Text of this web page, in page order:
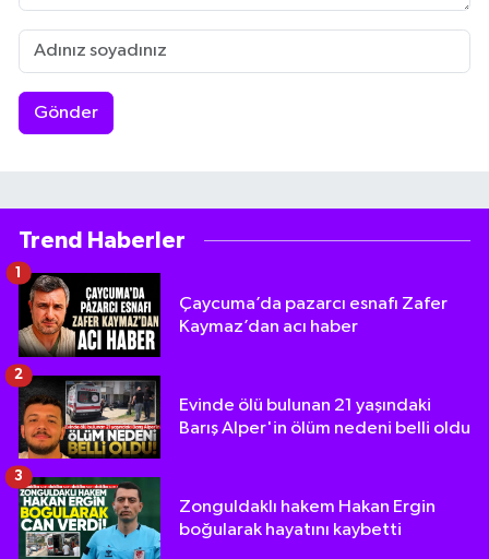
Gönder
Trend Haberler
Çaycuma’da pazarcı esnafı Zafer
Kaymaz’dan acı haber
1
Evinde ölü bulunan 21 yaşındaki
Barış Alper'in ölüm nedeni belli oldu
2
Zonguldaklı hakem Hakan Ergin
boğularak hayatını kaybetti
3